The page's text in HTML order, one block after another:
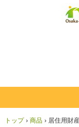
トップ › 商品 › 居住用財